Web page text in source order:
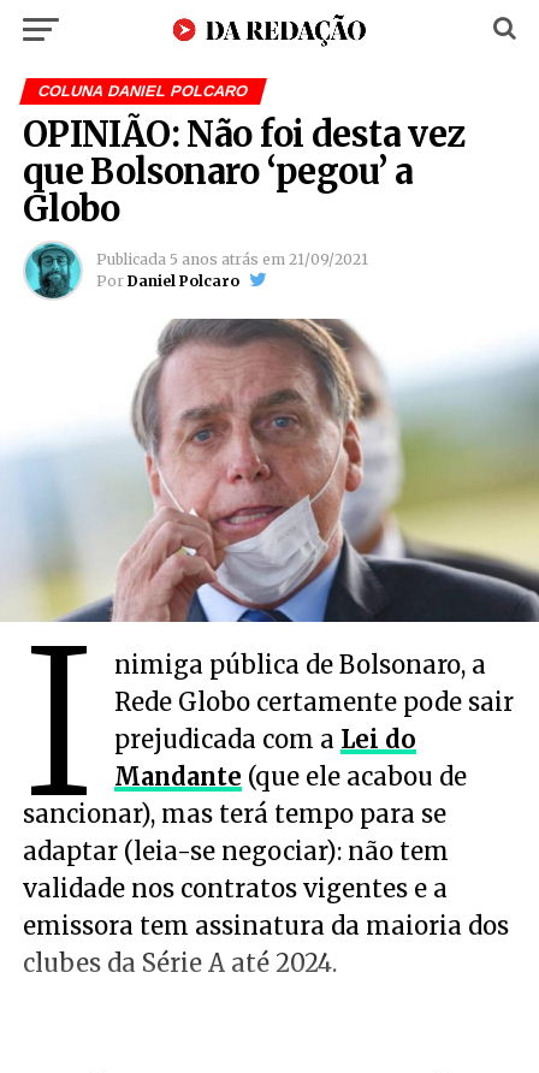
COLUNA DANIEL POLCARO
OPINIÃO: Não foi desta vez
que Bolsonaro ‘pegou’ a
Globo
Publicada 5 anos atrás em 21/09/2021
Por Daniel Polcaro
I
nimiga pública de Bolsonaro, a
Rede Globo certamente pode sair
prejudicada com a Lei do
Mandante (que ele acabou de
sancionar), mas terá tempo para se
adaptar (leia-se negociar): não tem
validade nos contratos vigentes e a
emissora tem assinatura da maioria dos
clubes da Série A até 2024.